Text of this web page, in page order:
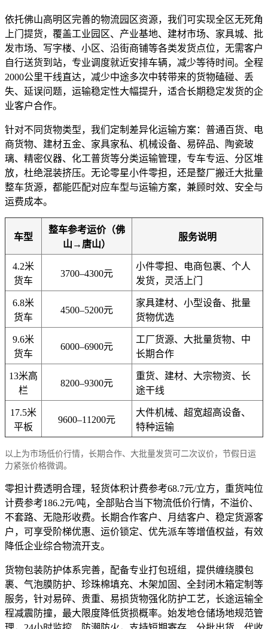
依托佛山高明区完善的物流园区资源，我们可实现全区无死角
上门提货，覆盖工业园区、产业基地、建材市场、家具城、批
发市场、写字楼、小区、沿街商铺等各类发货点位，无需客户
自行送货到站，专业调度就近安排车辆，减少等待时间。全程
2000公里干线直达，减少中途多次中转带来的货物磕碰、丢
失、延误问题，运输稳定性大幅提升，适合长期稳定发货的企
业客户合作。
针对不同货物类型，我们定制差异化运输方案：普通百货、电
商货物、建材五金、家具家私、机械设备、易碎品、陶瓷玻
璃、精密仪器、化工普货等分类运输管理，专车专运、分区堆
放，杜绝混装挤压。无论零星小件零担，还是整厂搬迁大批量
整车货源，都能匹配对应车型与运输方案，兼顾时效、安全与
运费成本。
车型
整车参考运价（佛
山→唐山）
服务说明
4.2米
货车
3700–4300元
小件零担、电商包裹、个人
发货，灵活上门
6.8米
货车
4500–5200元
家具建材、小型设备、批量
货物优选
9.6米
货车
6000–6900元
工厂货源、大批量货物、中
长期合作
13米高
栏
8200–9300元
重货、建材、大宗物资、长
途干线
17.5米
平板
9600–11200元
大件机械、超宽超高设备、
特种运输
以上为市场低价行情，长期合作、大批量发货可二次议价，节假日运
力紧张价格微调。
零担计费透明合理，轻货体积计费参考68.7元/立方，重货吨位
计费参考186.2元/吨，全部贴合当下物流低价行情，不溢价、
不套路、无隐形收费。长期合作客户、月结客户、稳定货源客
户，可享受阶梯优惠、运价锁定、优先派车等增值权益，有效
降低企业综合物流开支。
货物包装防护体系完善，配备专业打包班组，提供缠绕膜包
裹、气泡膜防护、珍珠棉填充、木架加固、全封闭木箱定制等
服务，针对易碎、贵重、易损货物强化防护工艺，长途运输全
程减震防撞，最大限度降低货损概率。始发地仓储场地规范管